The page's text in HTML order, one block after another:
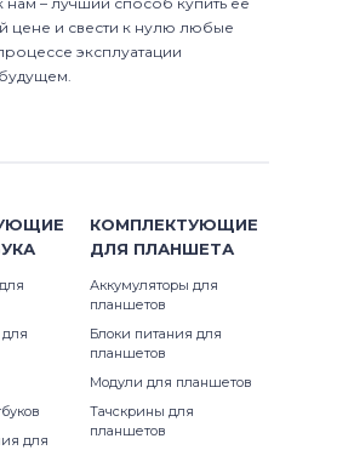
цене и свести к нулю любые
эксплуатации
для
КОМПЛЕКТУЮЩИЕ
ДЛЯ ПЛАНШЕТА
Аккумуляторы для
планшетов
Блоки питания для
планшетов
Модули для планшетов
Тачскрины для
планшетов